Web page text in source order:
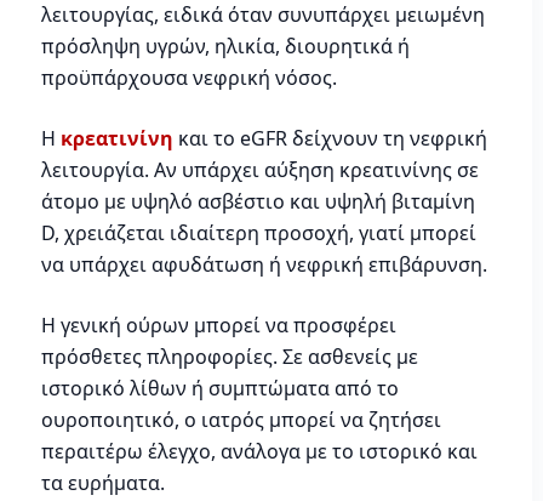
λειτουργίας, ειδικά όταν συνυπάρχει μειωμένη
πρόσληψη υγρών, ηλικία, διουρητικά ή
προϋπάρχουσα νεφρική νόσος.
Η κρεατινίνη και το eGFR δείχνουν τη νεφρική
λειτουργία. Αν υπάρχει αύξηση κρεατινίνης σε
άτομο με υψηλό ασβέστιο και υψηλή βιταμίνη
D, χρειάζεται ιδιαίτερη προσοχή, γιατί μπορεί
να υπάρχει αφυδάτωση ή νεφρική επιβάρυνση.
Η γενική ούρων μπορεί να προσφέρει
πρόσθετες πληροφορίες. Σε ασθενείς με
ιστορικό λίθων ή συμπτώματα από το
ουροποιητικό, ο ιατρός μπορεί να ζητήσει
περαιτέρω έλεγχο, ανάλογα με το ιστορικό και
τα ευρήματα.